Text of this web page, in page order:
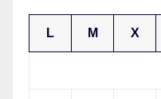
L M X